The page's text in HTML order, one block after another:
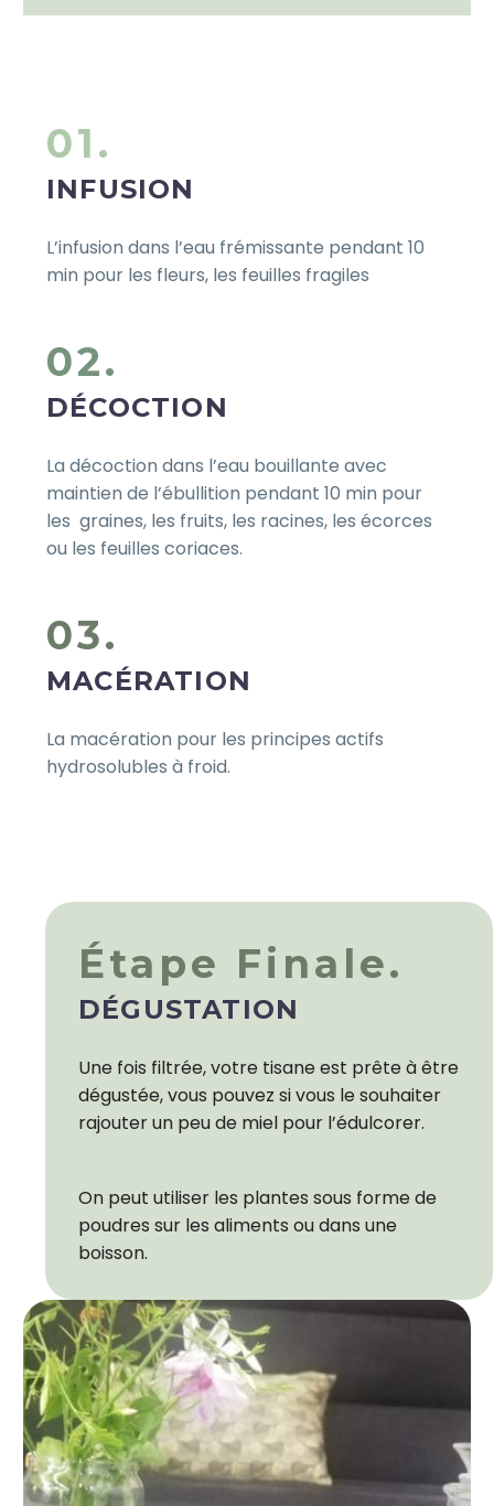
01.
INFUSION
L’infusion dans l’eau frémissante pendant 10
min pour les fleurs, les feuilles fragiles
02.
DÉCOCTION
La décoction dans l’eau bouillante avec
maintien de l’ébullition pendant 10 min pour
les graines, les fruits, les racines, les écorces
ou les feuilles coriaces.
03.
MACÉRATION
La macération pour les principes actifs
hydrosolubles à froid.
Étape Finale.
DÉGUSTATION
Une fois filtrée, votre tisane est prête à être
dégustée, vous pouvez si vous le souhaiter
rajouter un peu de miel pour l’édulcorer.
On peut utiliser les plantes sous forme de
poudres sur les aliments ou dans une
boisson.